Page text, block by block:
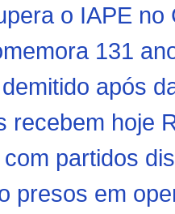
o IAPE
131
após
recebem hoje
partidos
presos em